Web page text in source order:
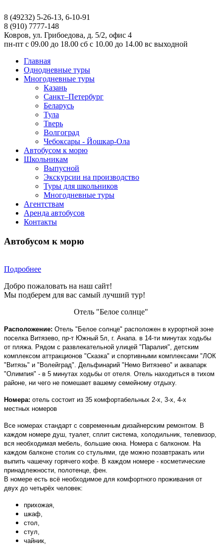
8 (49232) 5-26-13, 6-10-91
8 (910) 7777-148
Ковров, ул. Грибоедова, д. 5/2, офис 4
пн-пт с 09.00 до 18.00 сб с 10.00 до 14.00 вс выходной
Главная
Однодневные туры
Многодневные туры
Казань
Санкт–Петербург
Беларусь
Тула
Тверь
Волгоград
Чебоксары - Йошкар-Ола
Автобусом к морю
Школьникам
Выпусной
Экскурсии на производство
Туры для школьников
Многодневные туры
Агентствам
Аренда автобусов
Контакты
Автобусом к морю
Подробнее
Добро пожаловать на наш сайт!
Мы подберем для вас самый лучший тур!
Отель "Белое солнце"
Расположение: Отель "Белое солнце" расположен в курортной зоне
поселка Витязево, пр-т Южный 5л, г. Анапа. в 14-ти минутах ходьбы
от пляжа. Рядом с развлекательной улицей "Паралия", детским
комплексом аттракционов "Сказка" и спортивными комплексами "ЛОК
"Витязь" и "Волейград". Дельфинарий "Немо Витязево" и аквапарк
"Олимпия" - в 5 минутах ходьбы от отеля. Отель находиться в тихом
районе, ни чего не помешает вашему семейному отдыху.
Номера: отель состоит из 35 комфортабельных 2-х, 3-х, 4-х
местных номеров
Все номерах стандарт с современным дизайнерским ремонтом. В
каждом номере душ, туалет, сплит система, холодильник, телевизор,
вся необходимая мебель, большие окна. Номера с балконом. На
каждом балконе столик со стульями, где можно позавтракать или
выпить чашечку горячего кофе. В каждом номере - косметические
принадлежности, полотенце, фен.
В номере есть всё необходимое для комфортного проживания от
двух до четырёх человек:
прихожая,
шкаф,
стол,
стул,
чайник,